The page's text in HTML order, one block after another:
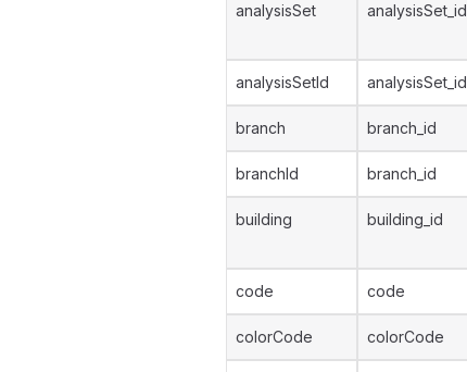
analysisSet analysisSet_id
analysisSetId analysisSet_id
branch branch_id
branchId branch_id
building building_id
code code
colorCode colorCode